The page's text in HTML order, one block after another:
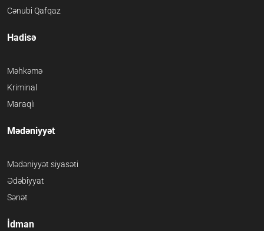
Cənubi Qafqaz
Hadisə
Məhkəmə
Kriminal
Maraqlı
Mədəniyyət
Mədəniyyət siyasəti
Ədəbiyyat
Sənət
İdman